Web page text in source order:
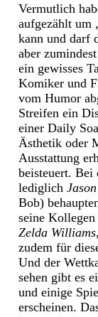
Vermutlich
aufgezählt um
kann und darf
aber
ein gewisses
Komiker und
vom Humor
Streifen ein
einer Daily
Ästhetik oder
Ausstattung
beisteuert. Bei
lediglich
Bob)
seine
Zelda Williams
zudem für
Und der
sehen gibt es
und einige
erscheinen.